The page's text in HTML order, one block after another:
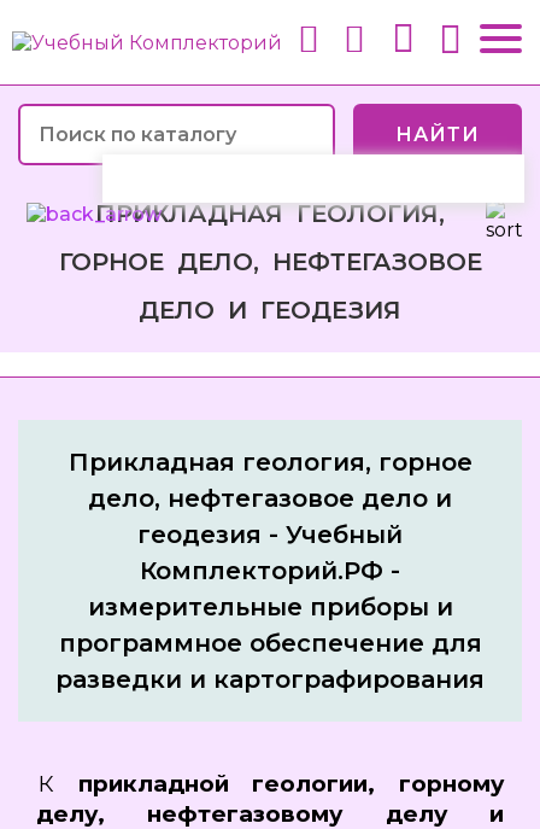
НАЙТИ
ПРИКЛАДНАЯ ГЕОЛОГИЯ,
ГОРНОЕ ДЕЛО, НЕФТЕГАЗОВОЕ
ДЕЛО И ГЕОДЕЗИЯ
Прикладная геология, горное
дело, нефтегазовое дело и
геодезия - Учебный
Комплекторий.РФ -
измерительные приборы и
программное обеспечение для
разведки и картографирования
К прикладной геологии, горному
делу, нефтегазовому делу и